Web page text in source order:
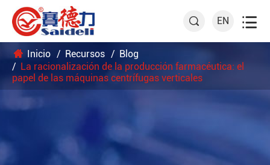
 EN 
Inicio Recursos
Blog
La racionalización de la producción farmacéutica: el
papel de las máquinas centrífugas verticales